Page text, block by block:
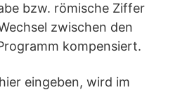
bzw. römische Ziffer
zwischen den
kompensiert.
eingeben, wird im